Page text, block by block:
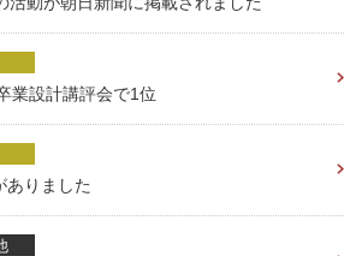
業設計講評会で1位
ありました